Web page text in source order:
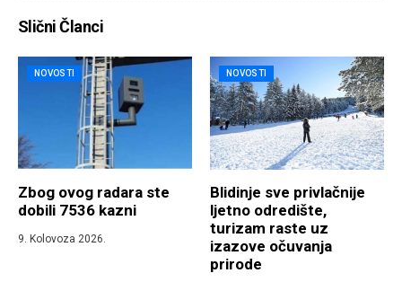
Slični Članci
NOVOSTI
Zbog ovog radara ste
dobili 7536 kazni
9. Kolovoza 2026.
NOVOSTI
Blidinje sve privlačnije
ljetno odredište,
turizam raste uz
izazove očuvanja
prirode